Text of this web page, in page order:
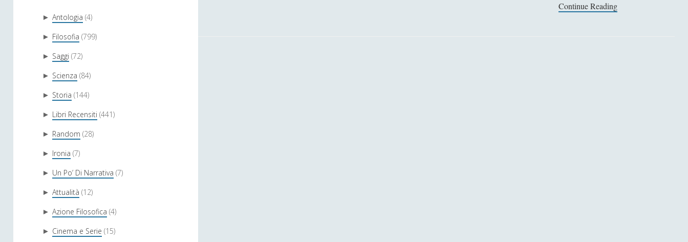
► Antologia (4)
► Filosofia (799)
► Saggi (72)
► Scienza (84)
► Storia (144)
► Libri Recensiti (441)
► Random (28)
► Ironia (7)
► Un Po’ Di Narrativa (7)
► Attualità (12)
► Azione Filosofica (4)
► Cinema e Serie (15)
Continue Reading